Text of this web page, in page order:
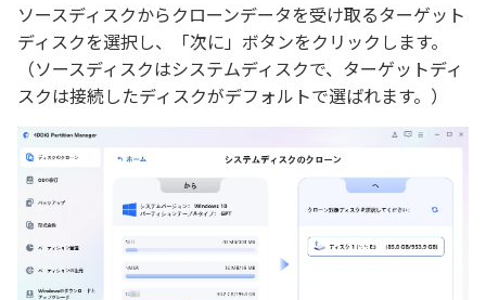
ソースディスクからクローンデータを受け取るターゲット
ディスクを選択し、「次に」ボタンをクリックします。
（ソースディスクはシステムディスクで、ターゲットディ
スクは接続したディスクがデフォルトで選ばれます。）